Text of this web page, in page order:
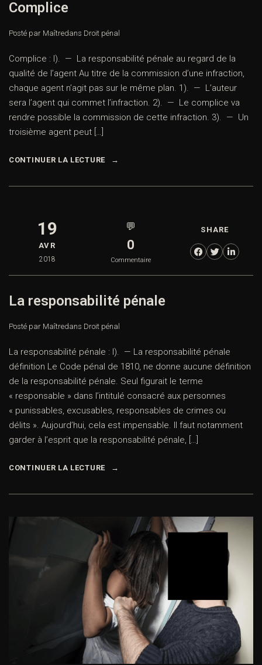
Complice
Posté par Maîtredans Droit pénal
Complice : I). — La responsabilité pénale au regard de la
qualité de l’agent Au titre de la commission d’une infraction,
chaque agent n’agit pas sur le même plan. 1). — L’auteur
sera l’agent qui commet l’infraction. 2). — Le complice va
rendre possible la commission de cette infraction. 3). — Un
troisième agent peut […]
CONTINUER LA LECTURE
19
AVR
2018
💬
0
Commentaire
SHARE
La responsabilité pénale
Posté par Maîtredans Droit pénal
La responsabilité pénale : I). — La responsabilité pénale
définition Le Code pénal de 1810, ne donne aucune définition
de la responsabilité pénale. Seul figurait le terme
« responsable » dans l’intitulé consacré aux personnes
« punissables, excusables, responsables de crimes ou
délits ». Aujourd’hui, cela est impensable. Il faut notamment
garder à l’esprit que la responsabilité pénale, […]
CONTINUER LA LECTURE